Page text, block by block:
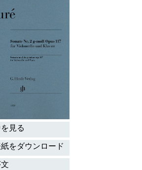
見る
をダウンロード